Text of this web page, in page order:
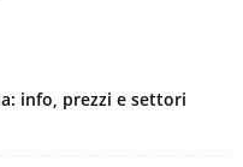
info, prezzi e settori